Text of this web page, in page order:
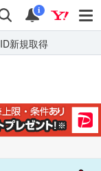
検索 通知
i
ID新規取得
キーワードで
質問を探す